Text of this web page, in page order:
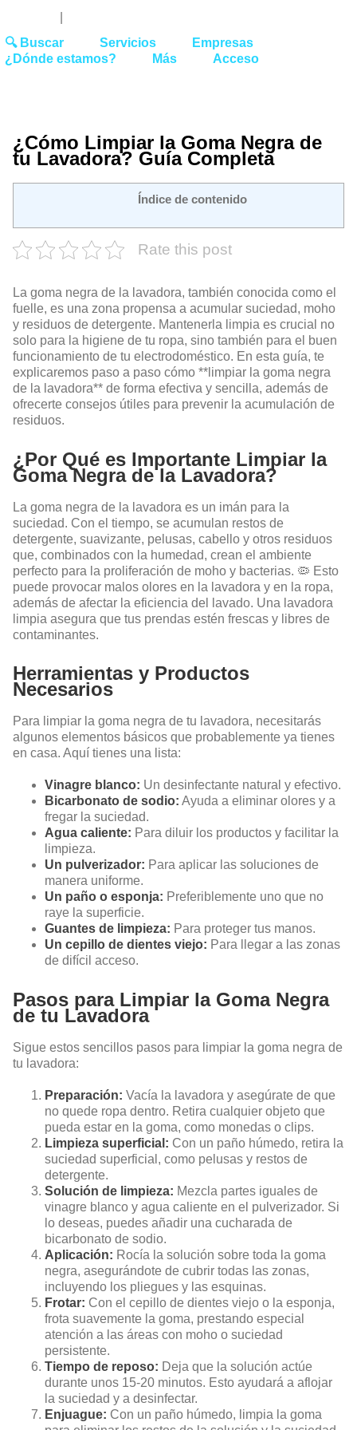
🔍 Buscar Servicios
Empresas
¿Dónde estamos?
Más Acceso
¿Cómo Limpiar la Goma Negra de
tu Lavadora? Guía Completa
Índice de contenido
Rate this post
La goma negra de la lavadora, también conocida como el
fuelle, es una zona propensa a acumular suciedad, moho
y residuos de detergente. Mantenerla limpia es crucial no
solo para la higiene de tu ropa, sino también para el buen
funcionamiento de tu electrodoméstico. En esta guía, te
explicaremos paso a paso cómo **limpiar la goma negra
de la lavadora** de forma efectiva y sencilla, además de
ofrecerte consejos útiles para prevenir la acumulación de
residuos.
¿Por Qué es Importante Limpiar la
Goma Negra de la Lavadora?
La goma negra de la lavadora es un imán para la
suciedad. Con el tiempo, se acumulan restos de
detergente, suavizante, pelusas, cabello y otros residuos
que, combinados con la humedad, crean el ambiente
perfecto para la proliferación de moho y bacterias. 🦠 Esto
puede provocar malos olores en la lavadora y en la ropa,
además de afectar la eficiencia del lavado. Una lavadora
limpia asegura que tus prendas estén frescas y libres de
contaminantes.
Herramientas y Productos
Necesarios
Para limpiar la goma negra de tu lavadora, necesitarás
algunos elementos básicos que probablemente ya tienes
en casa. Aquí tienes una lista:
Vinagre blanco: Un desinfectante natural y efectivo.
Bicarbonato de sodio: Ayuda a eliminar olores y a
fregar la suciedad.
Agua caliente: Para diluir los productos y facilitar la
limpieza.
Un pulverizador: Para aplicar las soluciones de
manera uniforme.
Un paño o esponja: Preferiblemente uno que no
raye la superficie.
Guantes de limpieza: Para proteger tus manos.
Un cepillo de dientes viejo: Para llegar a las zonas
de difícil acceso.
Pasos para Limpiar la Goma Negra
de tu Lavadora
Sigue estos sencillos pasos para limpiar la goma negra de
tu lavadora:
Preparación: Vacía la lavadora y asegúrate de que
no quede ropa dentro. Retira cualquier objeto que
pueda estar en la goma, como monedas o clips.
Limpieza superficial: Con un paño húmedo, retira la
suciedad superficial, como pelusas y restos de
detergente.
Solución de limpieza: Mezcla partes iguales de
vinagre blanco y agua caliente en el pulverizador. Si
lo deseas, puedes añadir una cucharada de
bicarbonato de sodio.
Aplicación: Rocía la solución sobre toda la goma
negra, asegurándote de cubrir todas las zonas,
incluyendo los pliegues y las esquinas.
Frotar: Con el cepillo de dientes viejo o la esponja,
frota suavemente la goma, prestando especial
atención a las áreas con moho o suciedad
persistente.
Tiempo de reposo: Deja que la solución actúe
durante unos 15-20 minutos. Esto ayudará a aflojar
la suciedad y a desinfectar.
Enjuague: Con un paño húmedo, limpia la goma